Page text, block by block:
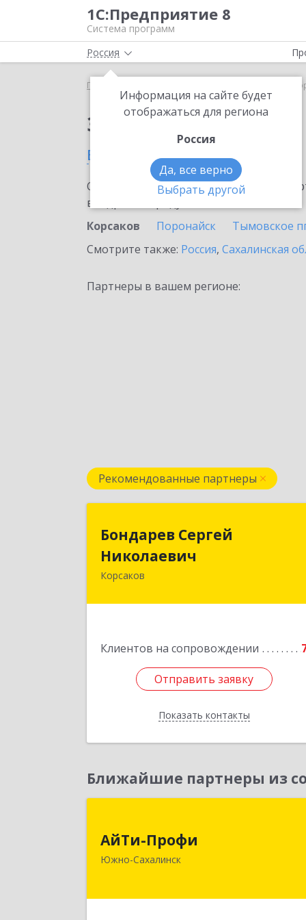
1С:Предприятие 8
Система программ
Россия
Информация на сайте будет
отображаться для региона
Россия
Да, все верно
Выбрать другой
Главная 1С:Share в
Заказать 1С:Share
в Корсакове
Ознакомьтесь с информационными
внедрение продукта.
Корсаков
Поронайск Тымовское
Смотрите также: Россия, Сахалинская
Партнеры в вашем регионе:
Рекомендованные партнеры
Бондарев Сергей
Николаевич
Корсаков
Клиентов на сопровождении
Отправить заявку
Показать контакты
Бондарев Сергей
Николаевич
Отправить заявку
Назад
Ближайшие партнеры из
АйТи-Профи
Южно-Сахалинск
693023, Сахалинская обл, город
Южно-Сахалинск г.о., Южно-
№